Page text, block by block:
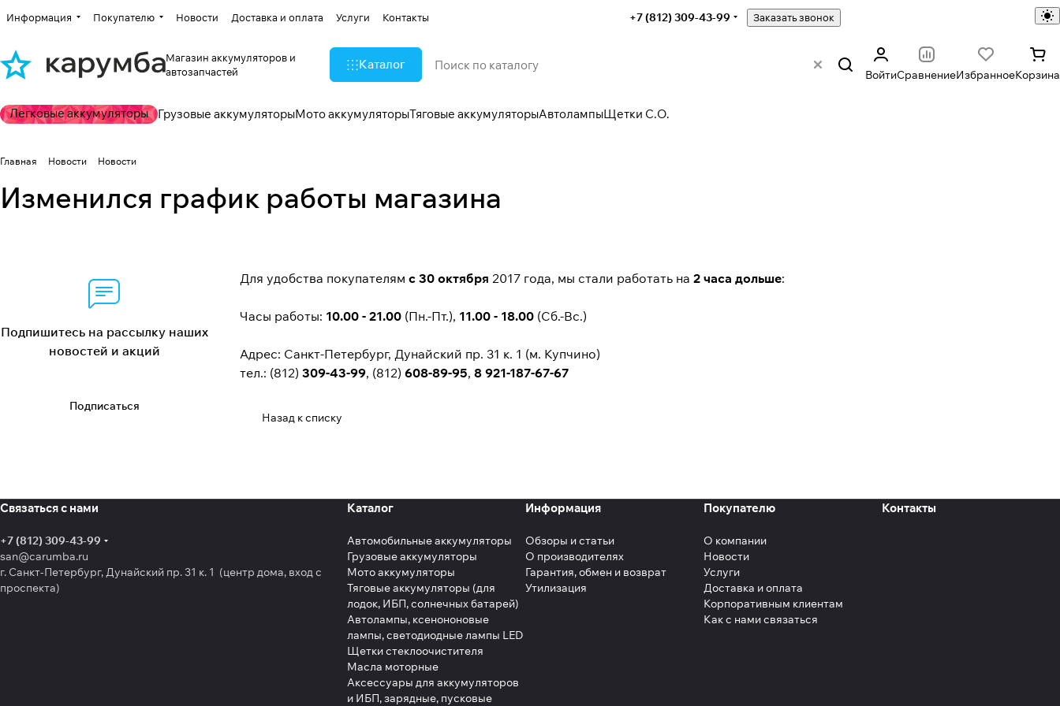
Информация Покупателю Новости Доставка и оплата Услуги Контакты +7 (812) 309-43-99 Заказать звонок
Магазин аккумуляторов и
автозапчастей
Каталог
ВойтиСравнениеИзбранноеКорзина
Легковые аккумуляторы Грузовые аккумуляторыМото аккумуляторыТяговые аккумуляторыАвтолампыЩетки С.О.
Главная Новости Новости
Изменился график работы магазина
Для удобства покупателям с 30 октября 2017 года, мы стали работать на 2 часа дольше:
Часы работы: 10.00 - 21.00 (Пн.-Пт.), 11.00 - 18.00 (Сб.-Вс.)
Адрес: Санкт-Петербург, Дунайский пр. 31 к. 1 (м. Купчино)
тел.: (812) 309-43-99, (812) 608-89-95, 8 921-187-67-67
Назад к списку
Подпишитесь на рассылку наших
новостей и акций
Подписаться
Связаться с нами
+7 (812) 309-43-99
san@carumba.ru
г. Санкт-Петербург, Дунайский пр. 31 к. 1 (центр дома, вход с
проспекта)
Каталог
Автомобильные аккумуляторы
Грузовые аккумуляторы
Мото аккумуляторы
Тяговые аккумуляторы (для
лодок, ИБП, солнечных батарей)
Автолампы, ксенононовые
лампы, светодиодные лампы LED
Щетки стеклоочистителя
Масла моторные
Аксессуары для аккумуляторов
и ИБП, зарядные, пусковые
Информация
Обзоры и статьи
О производителях
Гарантия, обмен и возврат
Утилизация
Покупателю
О компании
Новости
Услуги
Доставка и оплата
Корпоративным клиентам
Как с нами связаться
Контакты